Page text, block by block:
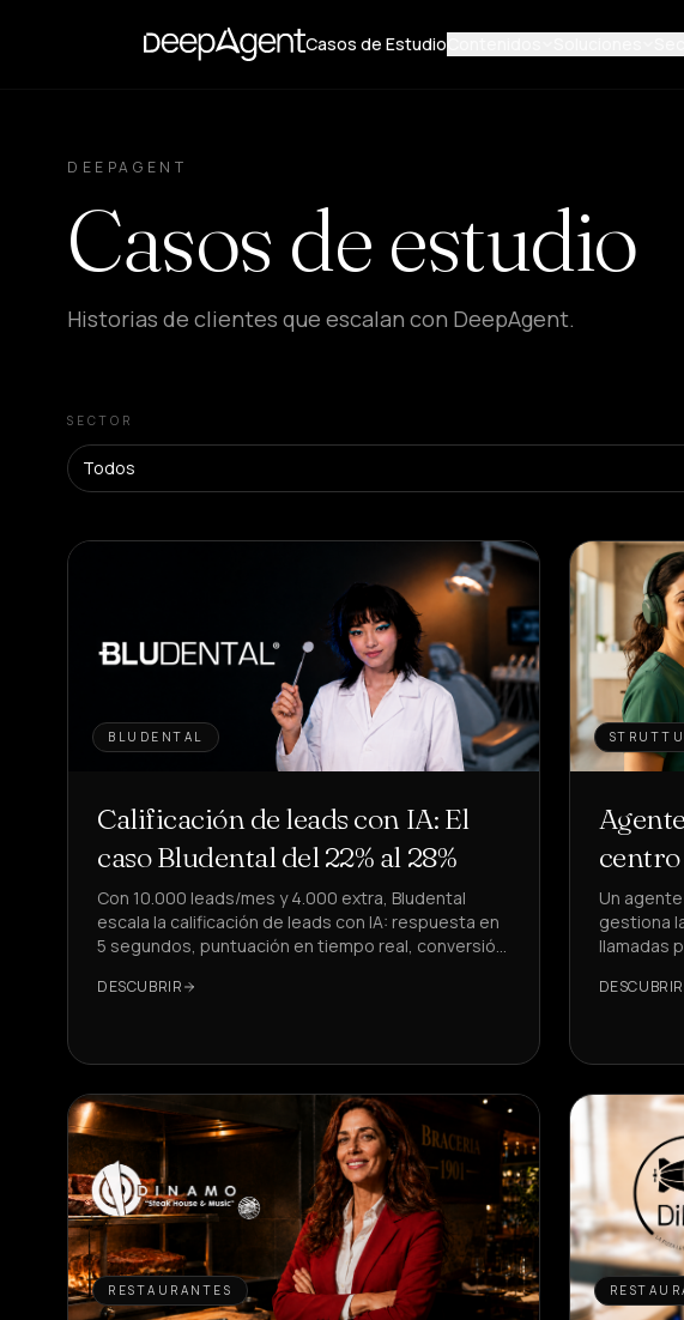
Casos de Estudio
DEEPAGENT
Casos de estudio
Historias de clientes que escalan con DeepAgent.
SECTOR
Todos
BLUDENTAL
Calificación de leads con IA: El
caso Bludental del 22% al 28%
Con 10.000 leads/mes y 4.000 extra, Bludental
escala la calificación de leads con IA: respuesta en
5 segundos, puntuación en tiempo real, conversión
DESCUBRIR
centro
Un
gestiona
llamadas
DESCUBRIR
RESTAURANTES